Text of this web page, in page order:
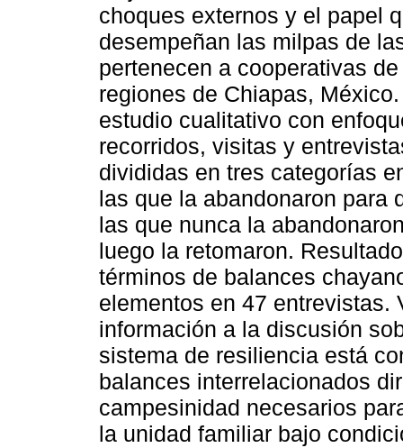
choques externos y el papel
desempeñan las milpas de
pertenecen a cooperativas
regiones de Chiapas,
estudio cualitativo con
recorridos, visitas y
divididas en tres categorías
las que la abandonaron para
las que nunca la
luego la retomaron.
términos de balances
elementos en 47 entrevistas.
información a la discusión
sistema de resiliencia está
balances interrelacionados
campesinidad necesarios
la unidad familiar bajo